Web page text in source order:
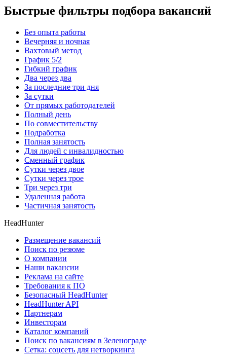
Быстрые фильтры подбора вакансий
Без опыта работы
Вечерняя и ночная
Вахтовый метод
График 5/2
Гибкий график
Два через два
За последние три дня
За сутки
От прямых работодателей
Полный день
По совместительству
Подработка
Полная занятость
Для людей с инвалидностью
Сменный график
Сутки через двое
Сутки через трое
Три через три
Удаленная работа
Частичная занятость
HeadHunter
Размещение вакансий
Поиск по резюме
О компании
Наши вакансии
Реклама на сайте
Требования к ПО
Безопасный HeadHunter
HeadHunter API
Партнерам
Инвесторам
Каталог компаний
Поиск по вакансиям в Зеленограде
Сетка: соцсеть для нетворкинга